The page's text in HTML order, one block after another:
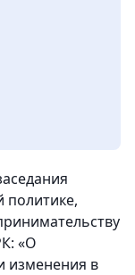
политике,
«О
изменения в